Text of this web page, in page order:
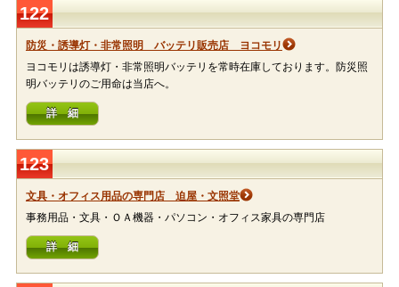
122
防災・誘導灯・非常照明 バッテリ販売店 ヨコモリ
ヨコモリは誘導灯・非常照明バッテリを常時在庫しております。防災照
明バッテリのご用命は当店へ。
詳 細
123
文具・オフィス用品の専門店 迫屋・文照堂
事務用品・文具・ＯＡ機器・パソコン・オフィス家具の専門店
詳 細